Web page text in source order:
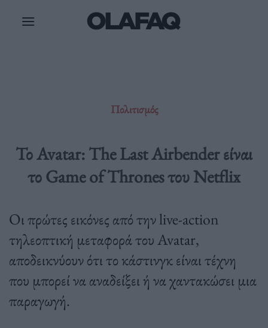
Πολιτισμός
Το Avatar: The Last Airbender είναι
το Game of Thrones του Netflix
Οι πρώτες εικόνες από την live-action
τηλεοπτική μεταφορά του Avatar,
αποδεικνύουν ότι το κάστινγκ είναι τέχνη
που μπορεί να αναδείξει ή να χαντακώσει μια
παραγωγή.